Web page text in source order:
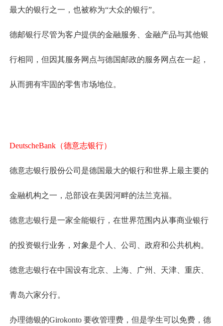
最大的银行之一，也被称为“大众的银行”。
德邮银行尽管为客户提供的金融服务、金融产品与其他银
行相同，但因其服务网点与德国邮政的服务网点在一起，
从而拥有牢固的零售市场地位。
DeutscheBank（德意志银行）
德意志银行股份公司是德国最大的银行和世界上最主要的
金融机构之一，总部设在美因河畔的法兰克福。
德意志银行是一家全能银行，在世界范围内从事商业银行
的投资银行业务，对象是个人、公司、政府和公共机构。
德意志银行在中国设有北京、上海、广州、天津、重庆、
青岛六家分行。
办理德银的Girokonto 要收管理费，但是学生可以免费，德